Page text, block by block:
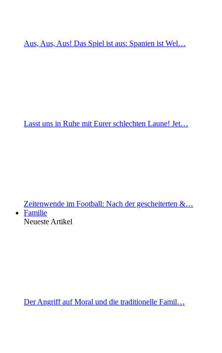
Aus, Aus, Aus! Das Spiel ist aus: Spanien ist Wel…
Lasst uns in Ruhe mit Eurer schlechten Laune! Jet…
Zeitenwende im Football: Nach der gescheiterten &…
Familie
Neueste Artikel
Der Angriff auf Moral und die traditionelle Famil…